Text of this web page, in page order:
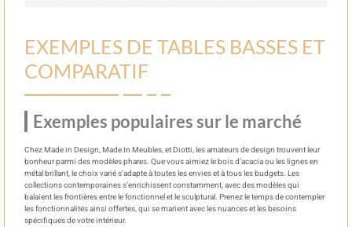
EXEMPLES DE TABLES BASSES ET
COMPARATIF
Exemples populaires sur le marché
Chez Made in Design, Made In Meubles, et Diotti, les amateurs de design trouvent leur
bonheur parmi des modèles phares. Que vous aimiez le bois d’acacia ou les lignes en
métal brillant, le choix varié s’adapte à toutes les envies et à tous les budgets. Les
collections contemporaines s’enrichissent constamment, avec des modèles qui
balaient les frontières entre le fonctionnel et le sculptural. Prenez le temps de contempler
les fonctionnalités ainsi offertes, qui se marient avec les nuances et les besoins
spécifiques de votre intérieur.